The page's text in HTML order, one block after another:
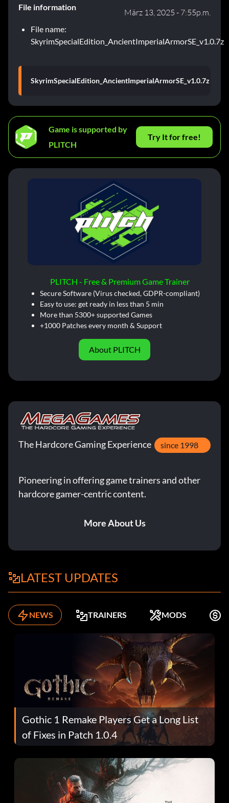
File information
März 13, 2025 - 7:55p.m.
File name:
SkyrimSpecialEdition_AncientImperialArmorSE_v1.0.7z
SkyrimSpecialEdition_AncientImperialArmorSE_v1.0.7z
Game is supported by
PLITCH
Try It for free!
PLITCH - Free & Premium Game Trainer
Secure Software (Virus checked, GDPR-compliant)
Easy to use: get ready in less than 5 min
More than 5300+ supported Games
+1000 Patches every month & Support
About PLITCH
The Hardcore Gaming Experience since 1998
Pioneering in offering game trainers and other
hardcore gamer-centric content.
More About Us
LATEST UPDATES
NEWS TRAINERS MODS
Gothic 1 Remake Players Get a Long List
of Fixes in Patch 1.0.4